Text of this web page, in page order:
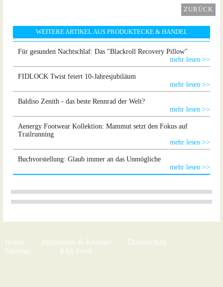
ZURÜCK
WEITERE ARTIKEL AUS PRODUKTECKE & HANDEL
Für gesunden Nachtschlaf: Das "Blackroll Recovery Pillow"
mehr lesen >>
FIDLOCK Twist feiert 10-Jahresjubiläum
mehr lesen >>
Baldiso Zenith - das beste Rennrad der Welt?
mehr lesen >>
Aenergy Footwear Kollektion: Mammut setzt den Fokus auf
Trailrunning
mehr lesen >>
Buchvorstellung: Glaub immer an das Unmögliche
mehr lesen >>
Home Impressum & Kontakt
Datenschutz
Sitemap
RSS Feed